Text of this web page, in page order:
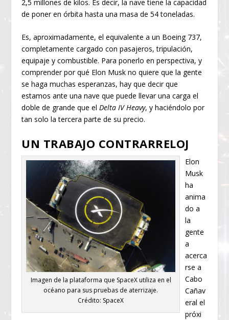
2,5 millones de kilos. Es decir, la nave tiene la capacidad
de poner en órbita hasta una masa de 54 toneladas.
Es, aproximadamente, el equivalente a un Boeing 737,
completamente cargado con pasajeros, tripulación,
equipaje y combustible. Para ponerlo en perspectiva, y
comprender por qué Elon Musk no quiere que la gente
se haga muchas esperanzas, hay que decir que
estamos ante una nave que puede llevar una carga el
doble de grande que elDelta IV Heavy, y haciéndolo por
tan solo la tercera parte de su precio.
UN TRABAJO CONTRARRELOJ
Imagen de la plataforma que SpaceX utiliza en el
océano para sus pruebas de aterrizaje.
Crédito: SpaceX
Elon
Musk
ha
anima
do a
la
gente
a
acerca
rse a
Cabo
Cañav
eral el
próxi